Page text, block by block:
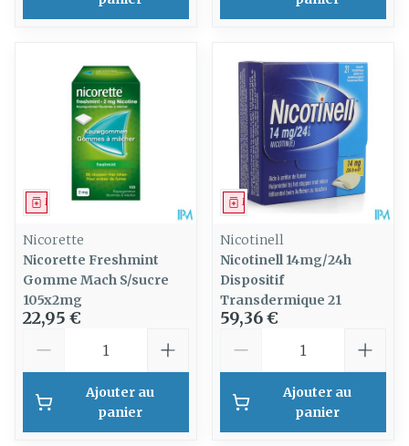
Médicament
Nicorette
Nicorette Freshmint
Gomme Mach S/sucre
105x2mg
22,95 €
Ajouter au
panier
Médicament
Nicotinell
Nicotinell 14mg/24h
Dispositif
Transdermique 21
59,36 €
Ajouter au
panier